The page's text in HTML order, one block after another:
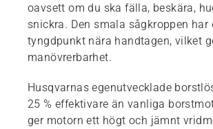
oavsett om du ska fälla, beskära,
snickra. Den smala sågkroppen har
tyngdpunkt nära handtagen, vilket
manövrerbarhet.
Husqvarnas egenutvecklade
25 % effektivare än vanliga
ger motorn ett högt och jämnt